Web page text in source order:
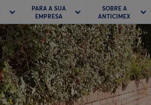
PARA A SUA
EMPRESA
SOBRE A
ANTICIMEX